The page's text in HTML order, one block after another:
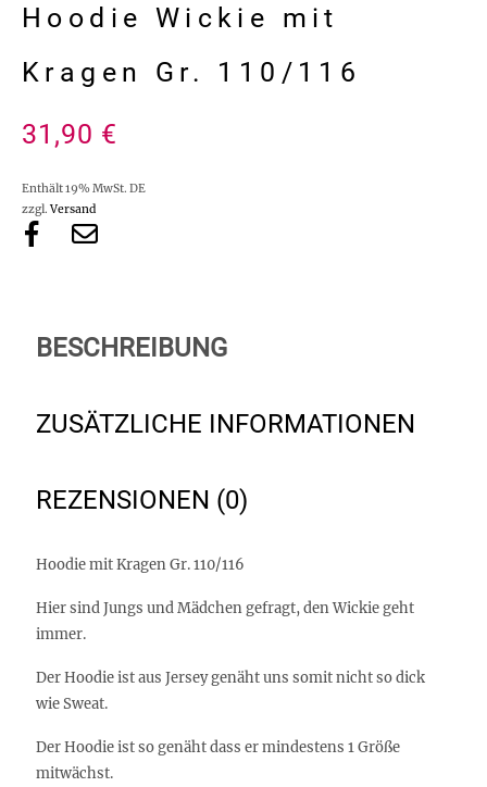
Hoodie Wickie mit
Kragen Gr. 110/116
31,90 €
Enthält 19% MwSt. DE
zzgl.Versand
BESCHREIBUNG
ZUSÄTZLICHE INFORMATIONEN
REZENSIONEN (0)
Hoodie mit Kragen Gr. 110/116
Hier sind Jungs und Mädchen gefragt, den Wickie geht
immer.
Der Hoodie ist aus Jersey genäht uns somit nicht so dick
wie Sweat.
Der Hoodie ist so genäht dass er mindestens 1 Größe
mitwächst.